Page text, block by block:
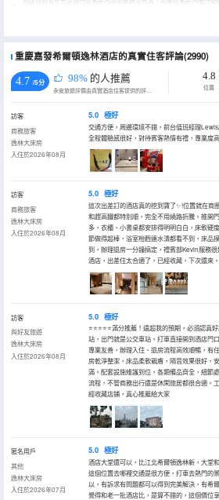
攜帶寵物入住酒店，需入住酒店寵物房。且客人需提供以下信息：所
等區域內，具體詳情諮詢酒店。
重慶嘉發希爾頓逸林酒店的真實住客評論(2990)
4.7 /5分 98% 的人推薦
永安旅遊評價由真實酒店住客提供的評價。
4.8
位置
訪客
商務旅客
逸林大床房
入住於2026年08月
5.0 極好
交通方便，周邊環境不錯，前台值班經理
全程體驗感很好，對待賓客熱情有禮，專業度
訪客
商務旅客
逸林大床房
入住於2026年08月
5.0 極好
這次出差訂的酒店真的挖到寶了✨!位置就在商
和趕高鐵都特別順，完全不用繞路折騰。推開
多，衣櫃、小書桌都安排得明明白白，床軟硬
節做得超棒，浴室枱麪連水漬都看不到，床品
到，辦理退房一分鐘搞定，禮賓部Kevin服務
酒店，出差住太合適了，已經收藏，下次還來。
訪客
與好友旅遊
逸林大床房
入住於2026年08月
5.0 極好
⭐⭐⭐⭐⭐滿分推薦！遠超我的預期，必須認
站，出門就是公交車站。打車直接開到酒店門
專業友善，辦理入住、退房流程高效順暢，有
房乾淨整潔，床品柔軟親膚，隔音效果很好，
滿。配套設施維護到位，各類備品齊全，細節
流程，不管商務出行還是休閑旅居都很合適。
經收藏店鋪，真心推薦給大家
匿名用戶
其他
逸林大床房
入住於2026年07月
5.0 極好
酒店大堂還可以，比江北希爾頓逸林新，大堂
這個位置去哪裡交通是很方便，打車去熱門的
以，有訴求有問題都可以得到完美解決，有希
覺得和老一批酒店比，是算不錯的，這個價位